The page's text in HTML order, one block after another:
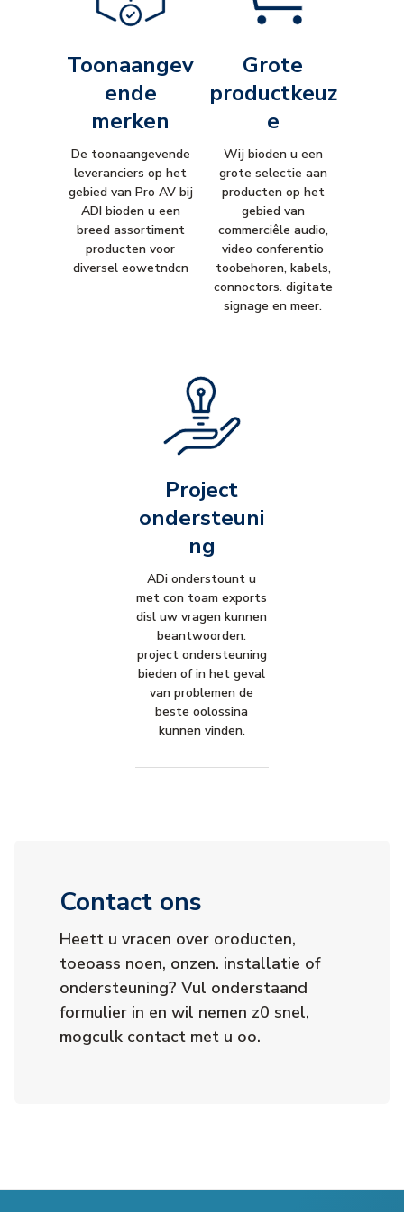
Toonaangev
ende
merken
De toonaangevende
leveranciers op het
gebied van Pro AV bij
ADI bioden u een
breed assortiment
producten voor
diversel eowetndcn
Grote
productkeuz
e
Wij bioden u een
grote selectie aan
producten op het
gebied van
commerciêle audio,
video conferentio
toobehoren, kabels,
connoctors. digitate
signage en meer.
Project
ondersteuni
ng
ADi onderstount u
met con toam exports
disl uw vragen kunnen
beantwoorden.
project ondersteuning
bieden of in het geval
van problemen de
beste oolossina
kunnen vinden.
Contact ons
Heett u vracen over oroducten,
toeoass noen, onzen. installatie of
ondersteuning? Vul onderstaand
formulier in en wil nemen z0 snel,
mogculk contact met u oo.